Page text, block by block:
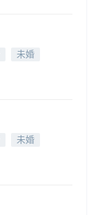
未婚
未婚